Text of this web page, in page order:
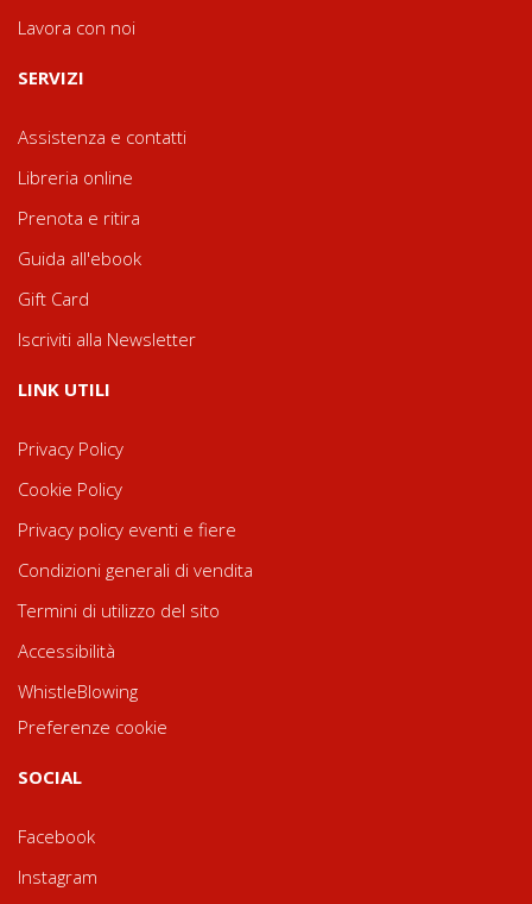
Lavora con noi
SERVIZI
Assistenza e contatti
Libreria online
Prenota e ritira
Guida all'ebook
Gift Card
Iscriviti alla Newsletter
LINK UTILI
Privacy Policy
Cookie Policy
Privacy policy eventi e fiere
Condizioni generali di vendita
Termini di utilizzo del sito
Accessibilità
WhistleBlowing
Preferenze cookie
SOCIAL
Facebook
Instagram